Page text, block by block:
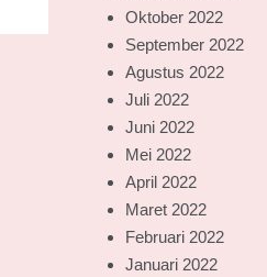
Oktober 2022
September 2022
Agustus 2022
Juli 2022
Juni 2022
Mei 2022
April 2022
Maret 2022
Februari 2022
Januari 2022